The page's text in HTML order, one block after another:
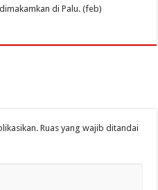
di Palu. (feb)
Ruas yang wajib ditandai